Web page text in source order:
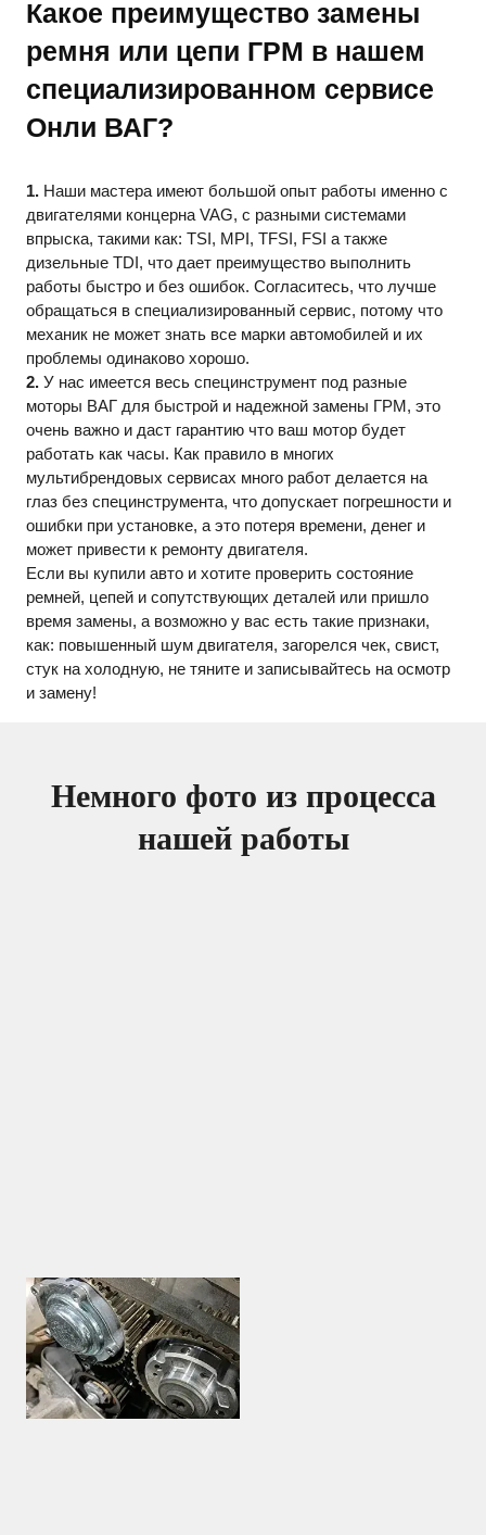
Какое преимущество замены
ремня или цепи ГРМ в нашем
специализированном сервисе
Онли ВАГ?
1. Наши мастера имеют большой опыт работы именно с
двигателями концерна VAG, с разными системами
впрыска, такими как: TSI, MPI, TFSI, FSI а также
дизельные TDI, что дает преимущество выполнить
работы быстро и без ошибок. Согласитесь, что лучше
обращаться в специализированный сервис, потому что
механик не может знать все марки автомобилей и их
проблемы одинаково хорошо.
2. У нас имеется весь специнструмент под разные
моторы ВАГ для быстрой и надежной замены ГРМ, это
очень важно и даст гарантию что ваш мотор будет
работать как часы. Как правило в многих
мультибрендовых сервисах много работ делается на
глаз без специнструмента, что допускает погрешности и
ошибки при установке, а это потеря времени, денег и
может привести к ремонту двигателя.
Если вы купили авто и хотите проверить состояние
ремней, цепей и сопутствующих деталей или пришло
время замены, а возможно у вас есть такие признаки,
как: повышенный шум двигателя, загорелся чек, свист,
стук на холодную, не тяните и записывайтесь на осмотр
и замену!
Немного фото из процесса
нашей работы